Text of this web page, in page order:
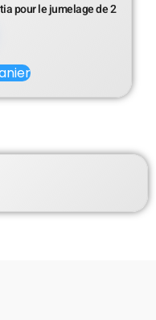
pour le jumelage de 2